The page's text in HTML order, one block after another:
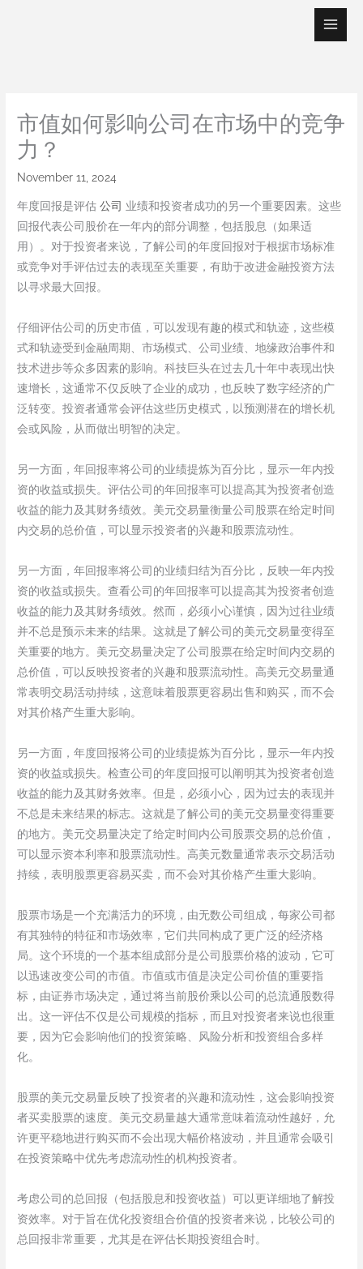
市值如何影响公司在市场中的竞争
力？
November 11, 2024
年度回报是评估公司 业绩和投资者成功的另一个重要因素。这些
回报代表公司股价在一年内的部分调整，包括股息（如果适
用）。对于投资者来说，了解公司的年度回报对于根据市场标准
或竞争对手评估过去的表现至关重要，有助于改进金融投资方法
以寻求最大回报。
仔细评估公司的历史市值，可以发现有趣的模式和轨迹，这些模
式和轨迹受到金融周期、市场模式、公司业绩、地缘政治事件和
技术进步等众多因素的影响。科技巨头在过去几十年中表现出快
速增长，这通常不仅反映了企业的成功，也反映了数字经济的广
泛转变。投资者通常会评估这些历史模式，以预测潜在的增长机
会或风险，从而做出明智的决定。
另一方面，年回报率将公司的业绩提炼为百分比，显示一年内投
资的收益或损失。评估公司的年回报率可以提高其为投资者创造
收益的能力及其财务绩效。美元交易量衡量公司股票在给定时间
内交易的总价值，可以显示投资者的兴趣和股票流动性。
另一方面，年回报率将公司的业绩归结为百分比，反映一年内投
资的收益或损失。查看公司的年回报率可以提高其为投资者创造
收益的能力及其财务绩效。然而，必须小心谨慎，因为过往业绩
并不总是预示未来的结果。这就是了解公司的美元交易量变得至
关重要的地方。美元交易量决定了公司股票在给定时间内交易的
总价值，可以反映投资者的兴趣和股票流动性。高美元交易量通
常表明交易活动持续，这意味着股票更容易出售和购买，而不会
对其价格产生重大影响。
另一方面，年度回报将公司的业绩提炼为百分比，显示一年内投
资的收益或损失。检查公司的年度回报可以阐明其为投资者创造
收益的能力及其财务效率。但是，必须小心，因为过去的表现并
不总是未来结果的标志。这就是了解公司的美元交易量变得重要
的地方。美元交易量决定了给定时间内公司股票交易的总价值，
可以显示资本利率和股票流动性。高美元数量通常表示交易活动
持续，表明股票更容易买卖，而不会对其价格产生重大影响。
股票市场是一个充满活力的环境，由无数公司组成，每家公司都
有其独特的特征和市场效率，它们共同构成了更广泛的经济格
局。这个环境的一个基本组成部分是公司股票价格的波动，它可
以迅速改变公司的市值。市值或市值是决定公司价值的重要指
标，由证券市场决定，通过将当前股价乘以公司的总流通股数得
出。这一评估不仅是公司规模的指标，而且对投资者来说也很重
要，因为它会影响他们的投资策略、风险分析和投资组合多样
化。
股票的美元交易量反映了投资者的兴趣和流动性，这会影响投资
者买卖股票的速度。美元交易量越大通常意味着流动性越好，允
许更平稳地进行购买而不会出现大幅价格波动，并且通常会吸引
在投资策略中优先考虑流动性的机构投资者。
考虑公司的总回报（包括股息和投资收益）可以更详细地了解投
资效率。对于旨在优化投资组合价值的投资者来说，比较公司的
总回报非常重要，尤其是在评估长期投资组合时。